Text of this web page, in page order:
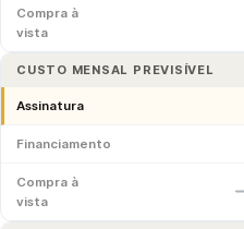
Compra à
vista
CUSTO MENSAL PREVISÍVEL
Assinatura
Financiamento
Compra à
vista